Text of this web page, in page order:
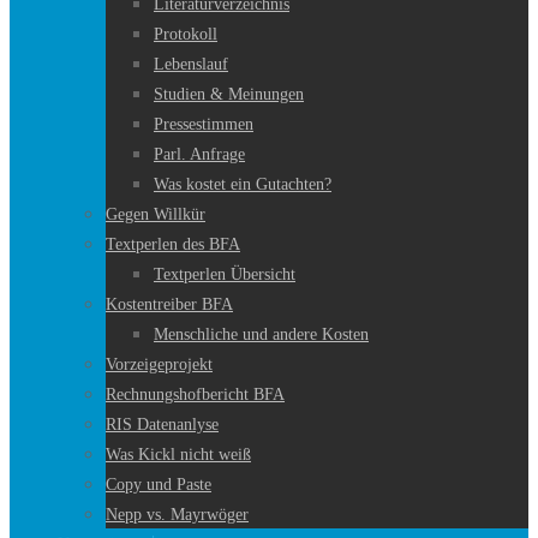
Literaturverzeichnis
Protokoll
Lebenslauf
Studien & Meinungen
Pressestimmen
Parl. Anfrage
Was kostet ein Gutachten?
Gegen Willkür
Textperlen des BFA
Textperlen Übersicht
Kostentreiber BFA
Menschliche und andere Kosten
Vorzeigeprojekt
Rechnungshofbericht BFA
RIS Datenanlyse
Was Kickl nicht weiß
Copy und Paste
Nepp vs. Mayrwöger